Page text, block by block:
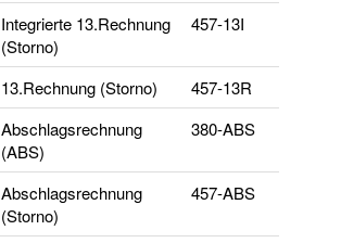
Integrierte 13.Rechnung
(Storno)
457-13I
13.Rechnung (Storno)
457-13R
Abschlagsrechnung
(ABS)
380-ABS
Abschlagsrechnung
(Storno)
457-ABS